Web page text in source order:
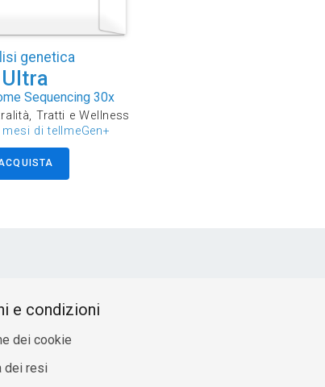
genetica
Ultra
Sequencing 30x
Tratti e Wellness
di tellmeGen+
e condizioni
dei cookie
dei resi